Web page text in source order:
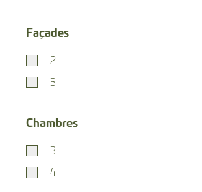
Façades
2
3
Chambres
3
4